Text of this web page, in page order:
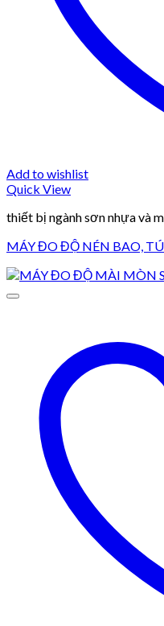
Add to wishlist
Quick View
thiết bị ngành sơn nhựa và
MÁY ĐO ĐỘ NÉN BAO,